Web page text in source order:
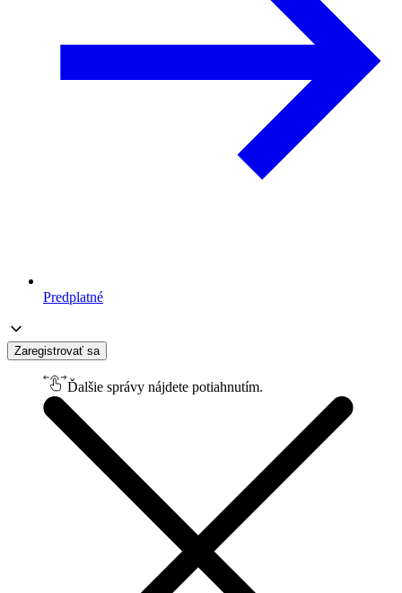
Predplatné
Zaregistrovať sa
Ďalšie správy nájdete potiahnutím.